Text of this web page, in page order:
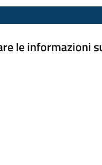
le informazioni